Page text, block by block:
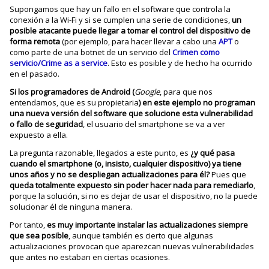
Supongamos que hay un fallo en el software que controla la
conexión a la Wi-Fi y si se cumplen una serie de condiciones,un
posible atacante puede llegar a tomar el control del dispositivo de
forma remota(por ejemplo, para hacer llevar a cabo unaAPTo
como parte de una botnet de un servicio delCrimen como
servicio/Crime as a service. Esto es posible y de hecho ha ocurrido
en el pasado.
Si los programadores de Android (Google, para que nos
entendamos, que es su propietaria) en este ejemplo no programan
una nueva versión del software que solucione esta vulnerabilidad
o fallo de seguridad, el usuario del smartphone se va a ver
expuesto a ella.
La pregunta razonable, llegados a este punto, es ¿y qué pasa
cuando el smartphone (o, insisto, cualquier dispositivo) ya tiene
unos años y no se despliegan actualizaciones para él?Pues que
queda totalmente expuesto sin poder hacer nada para remediarlo,
porque la solución, si no es dejar de usar el dispositivo, no la puede
solucionar él de ninguna manera.
Por tanto,es muy importante instalar las actualizaciones siempre
que sea posible, aunque también es cierto que algunas
actualizaciones provocan que aparezcan nuevas vulnerabilidades
que antes no estaban en ciertas ocasiones.